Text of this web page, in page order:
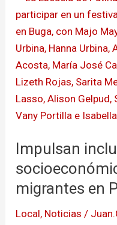
Impulsan
migrantes en
Local, Noticias /
inclusión
socioeconómica
de
las
mujeres
migrantes
en